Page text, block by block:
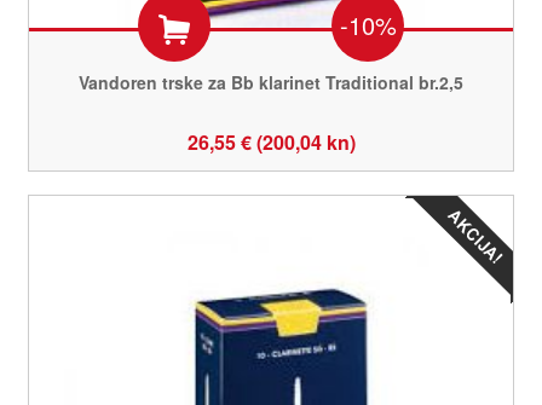
-10%
Vandoren trske za Bb klarinet Traditional br.2,5
26,55 € (200,04 kn)